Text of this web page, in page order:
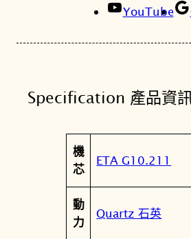
n
g
p
三
計
時
T
YouTube
Specification 產品資
屬
性
值
機
芯
ETA G10.211
動
力
Quartz 石英